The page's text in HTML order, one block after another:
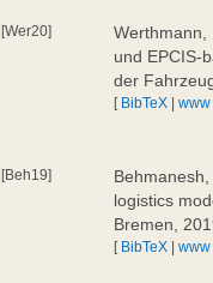
[Wer20]
Werthmann,
und EPCIS-
der
[ BibTeX |www
[Beh19]
logistics
Bremen,
[ BibTeX |www